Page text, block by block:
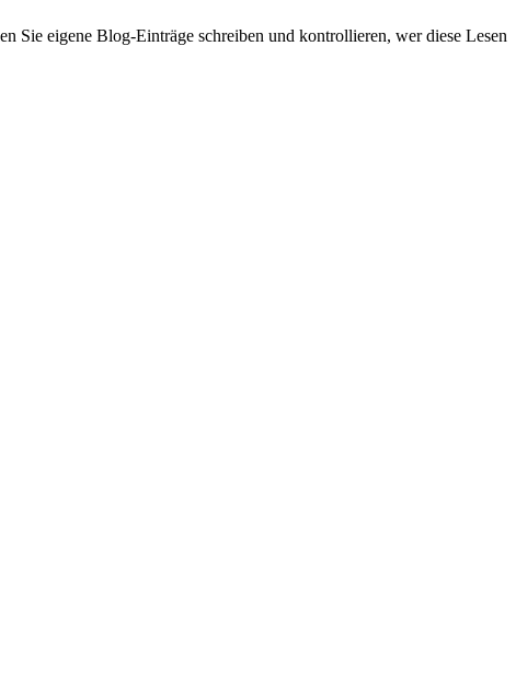
Sie eigene Blog-Einträge schreiben und kontrollieren, wer diese Lesen